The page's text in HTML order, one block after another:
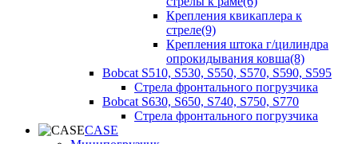
Крепления квикаплера к
стреле(9)
Крепления штока г/цилиндра
опрокидывания ковша(8)
Bobcat S510, S530, S550, S570, S590, S595
Стрела фронтального погрузчика
Bobcat S630, S650, S740, S750, S770
Стрела фронтального погрузчика
CASE